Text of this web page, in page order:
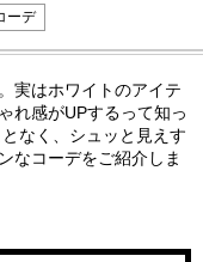
ーデ
実はホワイトのアイテ
れ感がUPするって知っ
なく、シュッと見えす
なコーデをご紹介しま